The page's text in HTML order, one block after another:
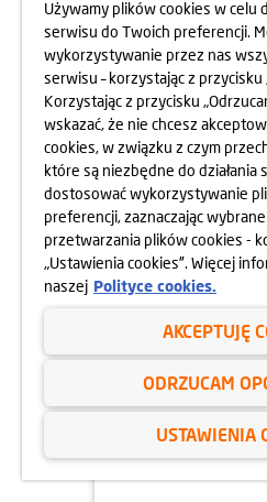
06.09.2024
WYPRAWKI
DZIECI
Używamy plików cookies w celu
serwisu do Twoich preferencji.
wykorzystywanie przez nas
serwisu – korzystając z przycisku
Korzystając z przycisku
wskazać, że nie chcesz
cookies, w związku z czym
które są niezbędne do działania
dostosować wykorzystywanie
preferencji, zaznaczając
przetwarzania plików cookies -
„Ustawienia cookies”. Więcej
naszej Polityce cookies.
AKCEPTUJĘ
ODRZUCAM
USTAWIENIA